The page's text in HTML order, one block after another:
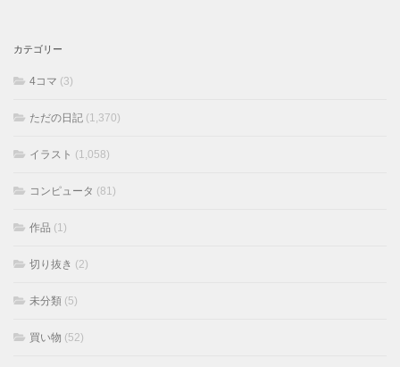
カテゴリー
4コマ (3)
ただの日記 (1,370)
イラスト (1,058)
コンピュータ (81)
作品 (1)
切り抜き (2)
未分類 (5)
買い物 (52)